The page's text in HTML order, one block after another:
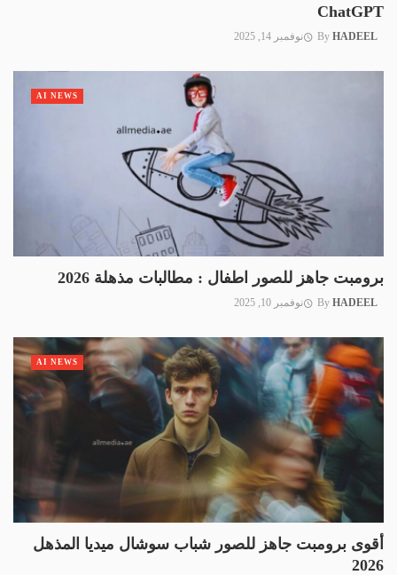
ChatGPT
By HADEEL نوفمبر 14, 2025
برومبت جاهز للصور اطفال : مطالبات مذهلة 2026
By HADEEL نوفمبر 10, 2025
AI NEWS
أقوى برومبت جاهز للصور شباب سوشال ميديا المذهل
2026
AI NEWS